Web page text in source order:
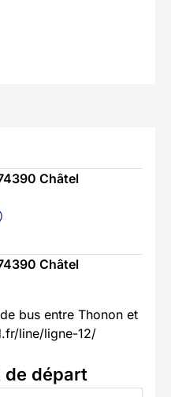
Châtel
Châtel
bus entre Thonon et
line/ligne-12/
de départ